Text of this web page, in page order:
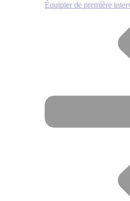
Équipier de première